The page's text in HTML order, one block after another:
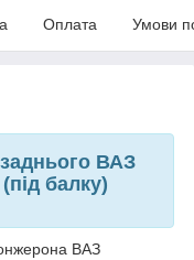
Оплата Умови
ВАЗ
балку)
ВАЗ